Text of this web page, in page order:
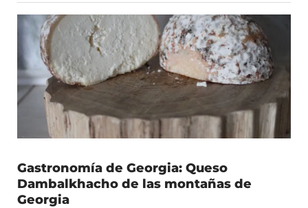
Gastronomía de Georgia: Queso
Dambalkhacho de las montañas de
Georgia